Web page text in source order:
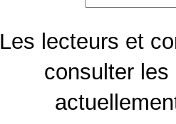
Les lecteurs et
consulter les